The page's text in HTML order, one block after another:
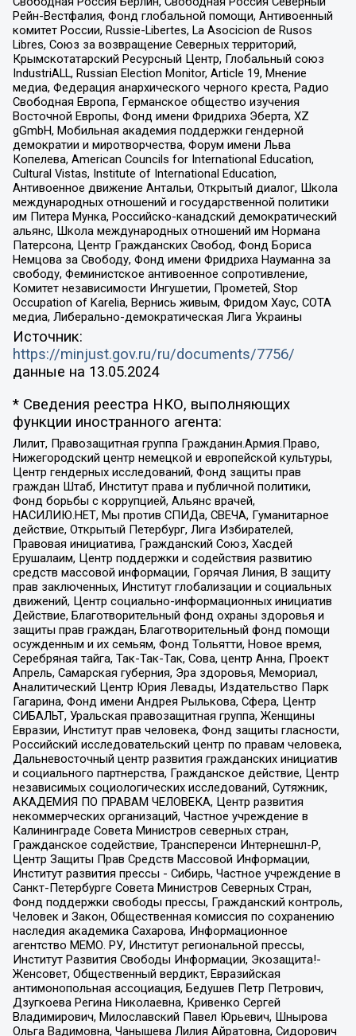
Рейн-Вестфалия, Фонд глобальной помощи, Антивоенный
комитет России, Russie-Libertes, La Asocicion de Rusos
Libres, Союз за возвращение Северных территорий,
Крымскотатарский Ресурсный Центр, Глобальный союз
IndustriALL, Russian Election Monitor, Article 19, Мнение
медиа, Федерация анархического черного креста, Радио
Свободная Европа, Германское общество изучения
Восточной Европы, Фонд имени Фридриха Эберта, XZ
gGmbH, Мобильная академия поддержки гендерной
демократии и миротворчества, Форум имени Льва
Копелева, American Councils for International Education,
Cultural Vistas, Institute of International Education,
Антивоенное движение Антальи, Открытый диалог, Школа
международных отношений и государственной политики
им Питера Мунка, Российско-канадский демократический
альянс, Школа международных отношений им Нормана
Патерсона, Центр Гражданских Свобод, Фонд Бориса
Немцова за Свободу, Фонд имени Фридриха Науманна за
свободу, Феминистское антивоенное сопротивление,
Комитет независимости Ингушетии, Прометей, Stop
Occupation of Karelia, Вернись живым, Фридом Хаус, СОТА
медиа, Либерально-демократическая Лига Украины
Источник:
https://minjust.gov.ru/ru/documents/7756/
данные на 13.05.2024
* Сведения реестра НКО, выполняющих
функции иностранного агента:
Лилит, Правозащитная группа Гражданин.Армия.Право,
Нижегородский центр немецкой и европейской культуры,
Центр гендерных исследований, Фонд защиты прав
граждан Штаб, Институт права и публичной политики,
Фонд борьбы с коррупцией, Альянс врачей,
НАСИЛИЮ.НЕТ, Мы против СПИДа, СВЕЧА, Гуманитарное
действие, Открытый Петербург, Лига Избирателей,
Правовая инициатива, Гражданский Союз, Хасдей
Ерушалаим, Центр поддержки и содействия развитию
средств массовой информации, Горячая Линия, В защиту
прав заключенных, Институт глобализации и социальных
движений, Центр социально-информационных инициатив
Действие, Благотворительный фонд охраны здоровья и
защиты прав граждан, Благотворительный фонд помощи
осужденным и их семьям, Фонд Тольятти, Новое время,
Серебряная тайга, Так-Так-Так, Сова, центр Анна, Проект
Апрель, Самарская губерния, Эра здоровья, Мемориал,
Аналитический Центр Юрия Левады, Издательство Парк
Гагарина, Фонд имени Андрея Рылькова, Сфера, Центр
СИБАЛЬТ, Уральская правозащитная группа, Женщины
Евразии, Институт прав человека, Фонд защиты гласности,
Российский исследовательский центр по правам человека,
Дальневосточный центр развития гражданских инициатив
и социального партнерства, Гражданское действие, Центр
независимых социологических исследований, Сутяжник,
АКАДЕМИЯ ПО ПРАВАМ ЧЕЛОВЕКА, Центр развития
некоммерческих организаций, Частное учреждение в
Калининграде Совета Министров северных стран,
Гражданское содействие, Трансперенси Интернешнл-Р,
Центр Защиты Прав Средств Массовой Информации,
Институт развития прессы - Сибирь, Частное учреждение в
Санкт-Петербурге Совета Министров Северных Стран,
Фонд поддержки свободы прессы, Гражданский контроль,
Человек и Закон, Общественная комиссия по сохранению
наследия академика Сахарова, Информационное
агентство МЕМО. РУ, Институт региональной прессы,
Институт Развития Свободы Информации, Экозащита!-
Женсовет, Общественный вердикт, Евразийская
антимонопольная ассоциация, Бедушев Петр Петрович,
Дзугкоева Регина Николаевна, Кривенко Сергей
Владимирович, Милославский Павел Юрьевич, Шнырова
Ольга Вадимовна, Чанышева Лилия Айратовна, Сидорович